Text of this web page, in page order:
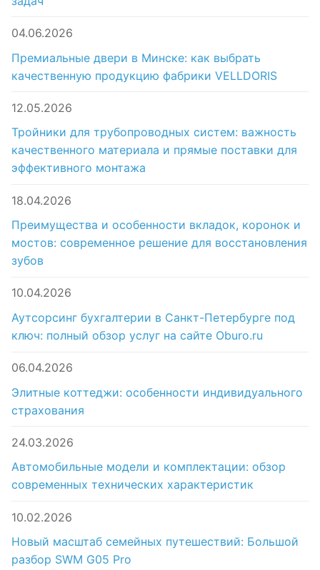
04.06.2026
Премиальные двери в Минске: как выбрать
качественную продукцию фабрики VELLDORIS
12.05.2026
Тройники для трубопроводных систем: важность
качественного материала и прямые поставки для
эффективного монтажа
18.04.2026
Преимущества и особенности вкладок, коронок и
мостов: современное решение для восстановления
зубов
10.04.2026
Аутсорсинг бухгалтерии в Санкт-Петербурге под
ключ: полный обзор услуг на сайте Oburo.ru
06.04.2026
Элитные коттеджи: особенности индивидуального
страхования
24.03.2026
Автомобильные модели и комплектации: обзор
современных технических характеристик
10.02.2026
Новый масштаб семейных путешествий: Большой
разбор SWM G05 Pro